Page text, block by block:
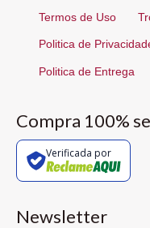
Termos de Uso
Politica de
Politica de Entrega
Compra 100%
Verificada por
Newsletter